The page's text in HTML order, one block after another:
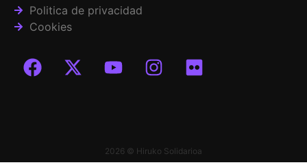
Politica de privacidad
Cookies
2026 © Hiruko Solidarioa